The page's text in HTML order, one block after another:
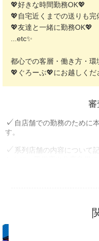
💖好きな時間勤務OK💖
💖自宅近くまでの送りも完
💖友達と一緒に勤務OK💖
...etc✨
都心での客層・働き方・
💖ぐろーぶ💖にお越しくだ
審
自店舗での勤務のために
す。
系列店舗の内容について
ユーザー苦情等トラブル